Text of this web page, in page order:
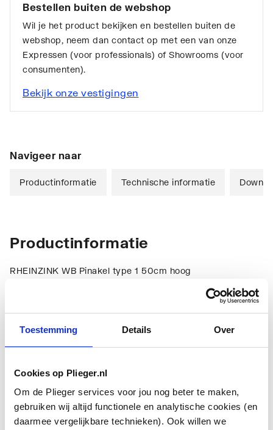
Toestemming Details Over
Cookies op Plieger.nl
Om de Plieger services voor jou nog beter te maken,
gebruiken wij altijd functionele en analytische cookies (en
daarmee vergelijkbare technieken). Ook willen we
Bestellen buiten de webshop
Wil je het product bekijken en bestellen buiten de
webshop, neem dan contact op met een van onze
Expressen (voor professionals) of Showrooms (voor
consumenten).
Bekijk onze vestigingen
Navigeer naar
Productinformatie Technische informatie
Productinformatie
RHEINZINK WB Pinakel type 1 50cm hoog
Model Overig